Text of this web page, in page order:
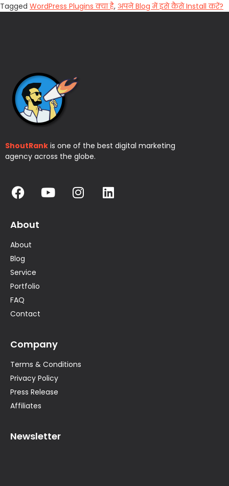
Tagged WordPress Plugins क्या है, अपने Blog में इसे कैसे Install करें?
ShoutRank is one of the best digital marketing
agency across the globe.
About
About
Blog
Service
Portfolio
FAQ
Contact
Company
Terms & Conditions
Privacy Policy
Press Release
Affiliates
Newsletter